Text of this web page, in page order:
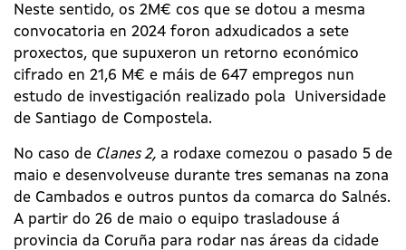
Neste sentido, os 2M€ cos que se dotou a mesma
convocatoria en 2024 foron adxudicados a sete
proxectos, que supuxeron un retorno económico
cifrado en 21,6 M€ e máis de 647 empregos nun
estudo de investigación realizado pola Universidade
de Santiago de Compostela.
No caso de Clanes 2, a rodaxe comezou o pasado 5 de
maio e desenvolveuse durante tres semanas na zona
de Cambados e outros puntos da comarca do Salnés.
A partir do 26 de maio o equipo trasladouse á
provincia da Coruña para rodar nas áreas da cidade